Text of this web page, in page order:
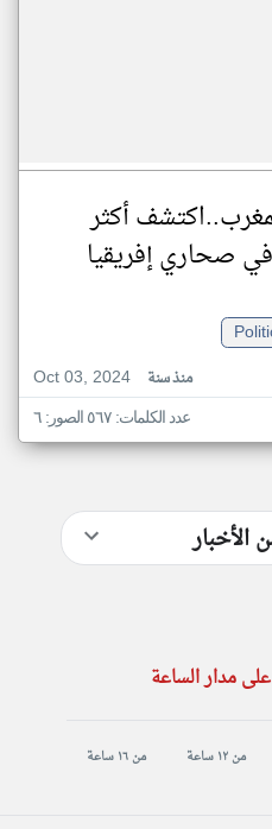
أكثر
صحاري إفريقيا
Oct 03, 2024
منذ سنة
عدد الكلمات: ٥٦٧ الصور: ٦
الأخبار
على مدار الساعة
من ١٢ ساعة من ١٦ ساعة